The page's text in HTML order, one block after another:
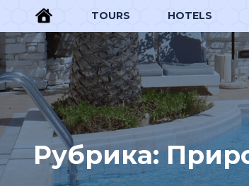
TOURS HOTELS
Рубрика: